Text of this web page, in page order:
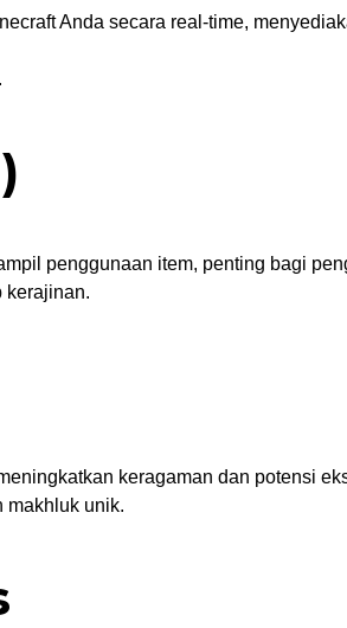
Anda secara real-time,
penggunaan item, penting bagi
kerajinan.
keragaman dan potensi
makhluk unik.